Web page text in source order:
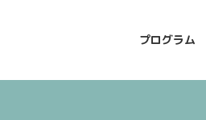
プログラム